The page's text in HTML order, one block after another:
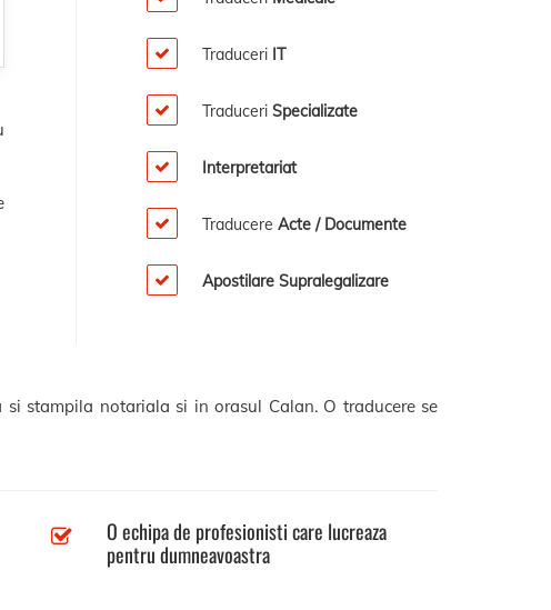
Traduceri IT
Traduceri Specializate
Interpretariat
Traducere Acte / Documente
Apostilare Supralegalizare
stampila notariala si in orasul Calan. O traducere se
O echipa de profesionisti care lucreaza
pentru dumneavoastra